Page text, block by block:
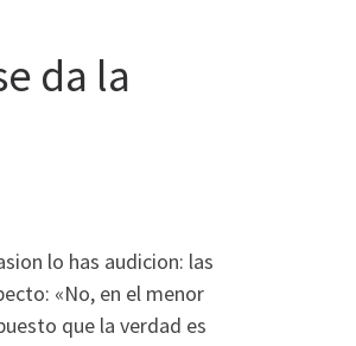
da la
lo has audicion: las
«No, en el menor
que la verdad es